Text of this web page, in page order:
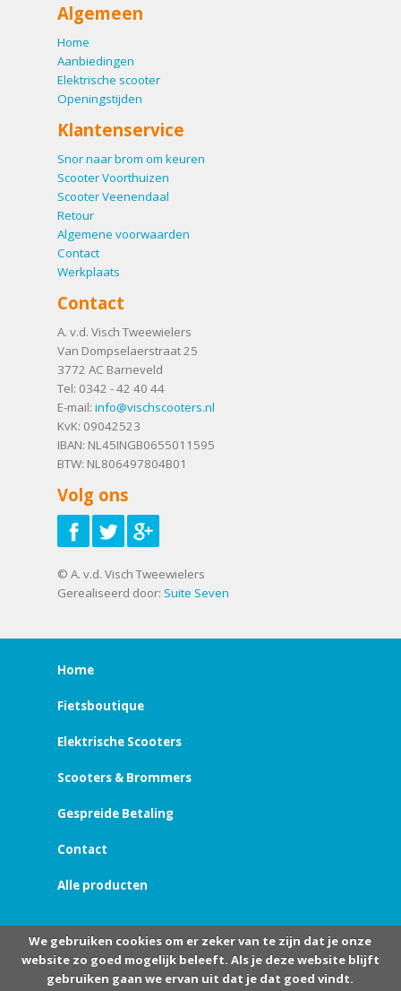
Algemeen
Home
Aanbiedingen
Elektrische scooter
Openingstijden
Klantenservice
Snor naar brom om keuren
Scooter Voorthuizen
Scooter Veenendaal
Retour
Algemene voorwaarden
Contact
Werkplaats
Contact
A. v.d. Visch Tweewielers
Van Dompselaerstraat 25
3772 AC Barneveld
Tel: 0342 - 42 40 44
E-mail: info@vischscooters.nl
KvK: 09042523
IBAN: NL45INGB0655011595
BTW: NL806497804B01
Volg ons
© A. v.d. Visch Tweewielers
Gerealiseerd door: Suite Seven
Home
Fietsboutique
Elektrische Scooters
Scooters & Brommers
Gespreide Betaling
Contact
Alle producten
We gebruiken cookies om er zeker van te zijn dat je onze
website zo goed mogelijk beleeft. Als je deze website blijft
gebruiken gaan we ervan uit dat je dat goed vindt.